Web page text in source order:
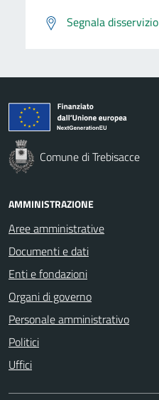
Segnala disservizio
Comune di Trebisacce
AMMINISTRAZIONE
Aree amministrative
Documenti e dati
Enti e fondazioni
Organi di governo
Personale amministrativo
Politici
Uffici